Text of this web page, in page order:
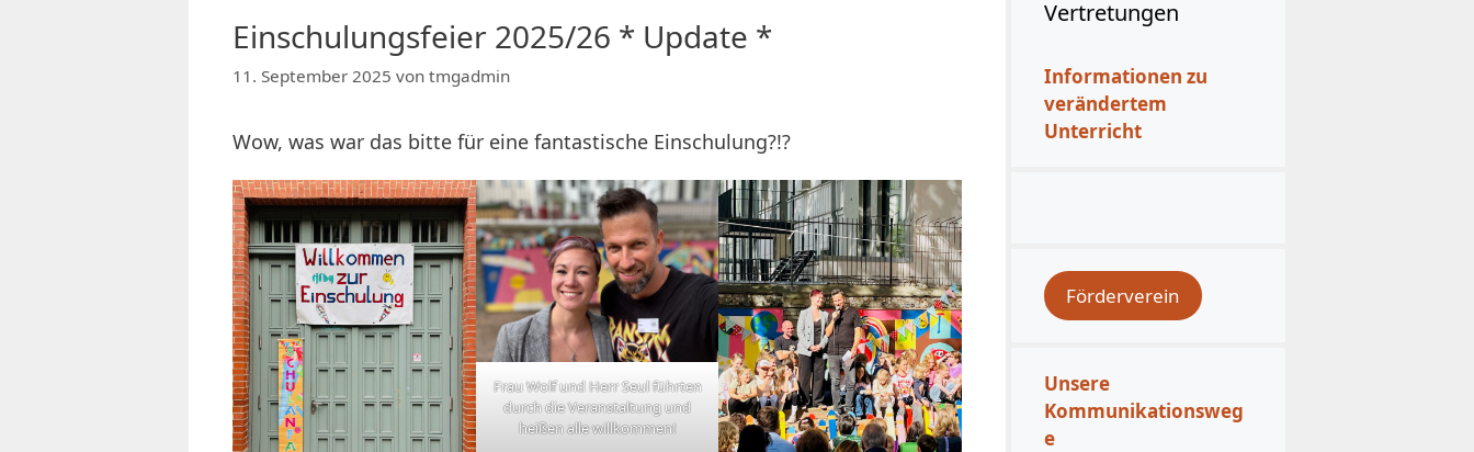
Einschulungsfeier 2025/26 * Update *
11. September 2025 von tmgadmin
Wow, was war das bitte für eine fantastische Einschulung?!?
Frau Wolf und Herr Seul führten
durch die Veranstaltung und
heißen alle willkommen!
Vertretungen
Informationen zu
verändertem
Unterricht
Förderverein
Unsere
Kommunikationsweg
e